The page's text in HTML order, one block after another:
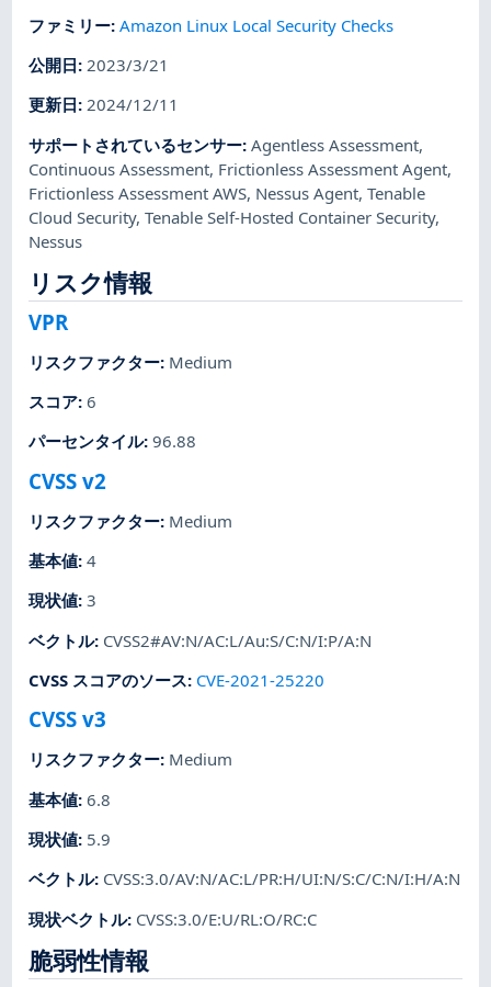
ファミリー:Amazon Linux Local Security Checks
公開日:2023/3/21
更新日:2024/12/11
サポートされているセンサー:Agentless Assessment,
Continuous Assessment, Frictionless Assessment Agent,
Frictionless Assessment AWS, Nessus Agent,Tenable
Cloud Security,Tenable Self-Hosted Container Security,
Nessus
リスク情報
VPR
リスクファクター: Medium
スコア:6
パーセンタイル:96.88
CVSS v2
リスクファクター: Medium
基本値:4
現状値:3
ベクトル: CVSS2#AV:N/AC:L/Au:S/C:N/I:P/A:N
CVSS スコアのソース: CVE-2021-25220
CVSS v3
リスクファクター: Medium
基本値:6.8
現状値: 5.9
ベクトル: CVSS:3.0/AV:N/AC:L/PR:H/UI:N/S:C/C:N/I:H/A:N
現状ベクトル: CVSS:3.0/E:U/RL:O/RC:C
脆弱性情報